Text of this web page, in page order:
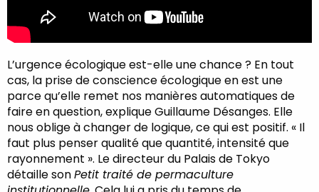
L’urgence écologique est-elle une chance ? En tout
cas, la prise de conscience écologique en est une
parce qu’elle remet nos manières automatiques de
faire en question, explique Guillaume Désanges. Elle
nous oblige à changer de logique, ce qui est positif. « Il
faut plus penser qualité que quantité, intensité que
rayonnement ». Le directeur du Palais de Tokyo
détaille sonPetit traité de permaculture